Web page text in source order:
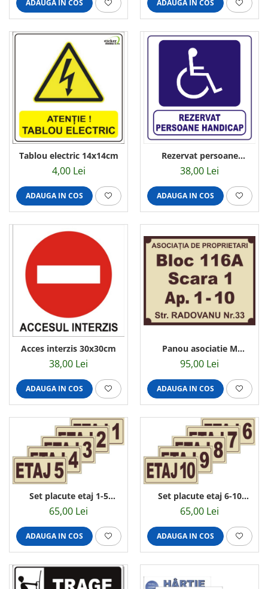
ADAUGA IN COS ADAUGA IN COS
Tablou electric 14x14cm
4,00 Lei
ADAUGA IN COS
Rezervat persoane
handicap 30x30cm
38,00 Lei
ADAUGA IN COS
Acces interzis 30x30cm
38,00 Lei
ADAUGA IN COS
Panou asociatie M
50x40cm
95,00 Lei
ADAUGA IN COS
Set placute etaj 1-5
20x10cm
65,00 Lei
ADAUGA IN COS
Set placute etaj 6-10
20x10cm
65,00 Lei
ADAUGA IN COS